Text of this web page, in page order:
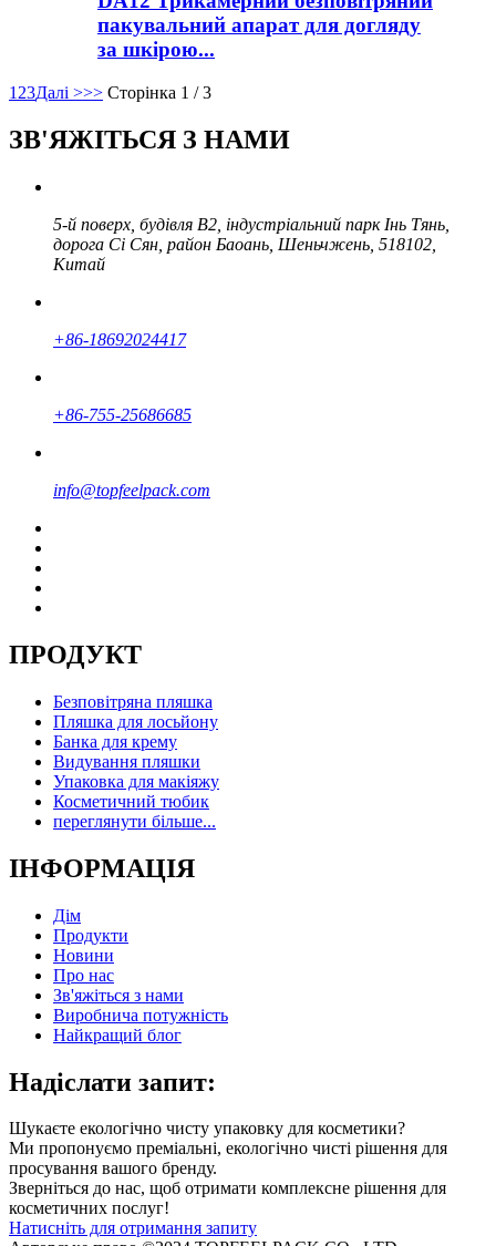
пакувальний апарат для догляду
за шкірою...
1 23Далі >>> Сторінка 1 / 3
ЗВ'ЯЖІТЬСЯ З НАМИ
5-й поверх, будівля B2, індустріальний парк Інь Тянь,
дорога Сі Сян, район Баоань, Шеньчжень, 518102,
Китай
+86-18692024417
+86-755-25686685
info@topfeelpack.com
ПРОДУКТ
Безповітряна пляшка
Пляшка для лосьйону
Банка для крему
Видування пляшки
Упаковка для макіяжу
Косметичний тюбик
переглянути більше...
ІНФОРМАЦІЯ
Дім
Продукти
Новини
Про нас
Зв'яжіться з нами
Виробнича потужність
Найкращий блог
Надіслати запит:
Шукаєте екологічно чисту упаковку для косметики?
Ми пропонуємо преміальні, екологічно чисті рішення для
просування вашого бренду.
Зверніться до нас, щоб отримати комплексне рішення для
косметичних послуг!
Натисніть для отримання запиту